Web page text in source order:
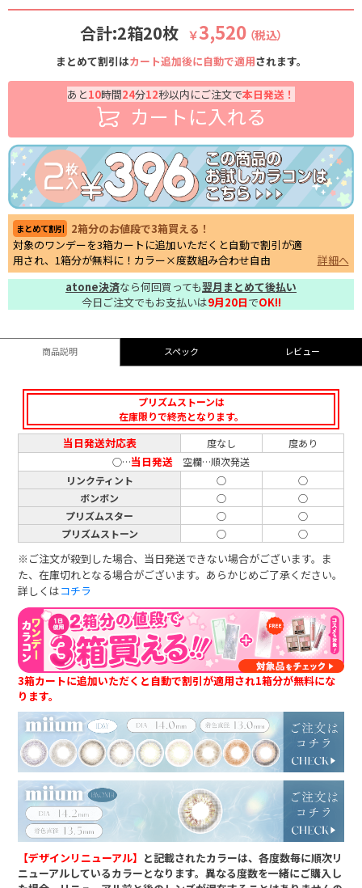
合計:2箱20枚 ￥3,520 （税込）
まとめて割引はカート追加後に自動で適用されます。
あと10時間24分11秒以内にご注文で本日発送！
カートに入れる
まとめて割引
2箱分のお値段で3箱買える！
対象のワンデーを3箱カートに追加いただくと自動で割引が適
用され、1箱分が無料に！カラー×度数組み合わせ自由
詳細へ
atone決済なら何回買っても翌月まとめて後払い
今日ご注文でもお支払いは9月20日でOK!!
商品説明 スペック レビュー
プリズムストーンは
在庫限りで終売となります。
当日発送対応表 度なし
度あり
○…当日発送 空欄…順次発送
リンクティント
○
○
ボンボン
○
○
プリズムスター
○
○
プリズムストーン
○ ○
※ご注文が殺到した場合、当日発送できない場合がございます。ま
た、在庫切れとなる場合がございます。あらかじめご了承ください。
詳しくはコチラ
3箱カートに追加いただくと自動で割引が適用され1箱分が無料にな
ります。
【デザインリニューアル】 と記載されたカラーは、各度数毎に順次リ
ニューアルしているカラーとなります。異なる度数を一緒にご購入し